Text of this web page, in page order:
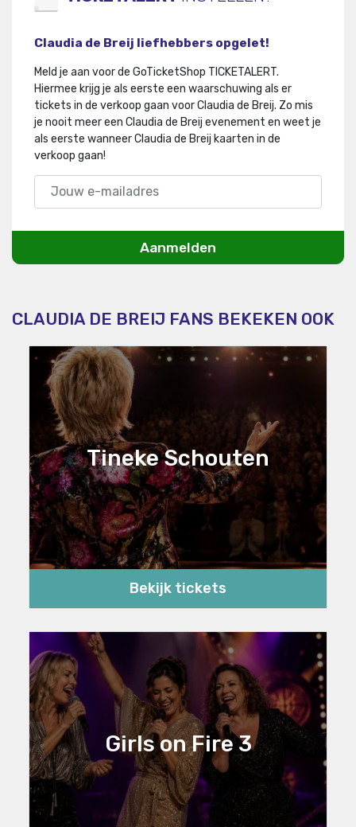
Claudia de Breij liefhebbers opgelet!
Meld je aan voor de GoTicketShop TICKETALERT.
Hiermee krijg je als eerste een waarschuwing als er
tickets in de verkoop gaan voor Claudia de Breij. Zo mis
je nooit meer een Claudia de Breij evenement en weet je
als eerste wanneer Claudia de Breij kaarten in de
verkoop gaan!
Aanmelden
CLAUDIA DE BREIJ FANS BEKEKEN OOK
Tineke Schouten
Bekijk tickets
Girls on Fire 3